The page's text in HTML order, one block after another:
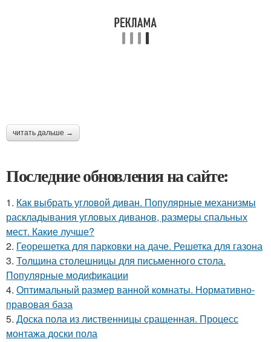
читать дальше →
Последние обновления на сайте:
1. Как выбрать угловой диван. Популярные механизмы
раскладывания угловых диванов, размеры спальных
мест. Какие лучше?
2. Георешетка для парковки на даче. Решетка для газона
3. Толщина столешницы для письменного стола.
Популярные модификации
4. Оптимальный размер ванной комнаты. Нормативно-
правовая база
5. Доска пола из лиственницы сращенная. Процесс
монтажа доски пола